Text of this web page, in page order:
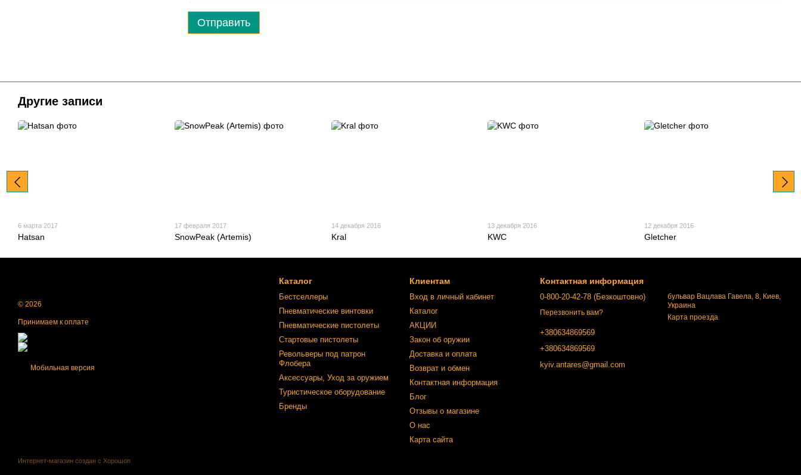
Отправить
Другие записи
6 марта 2017
Hatsan
17 февраля 2017
SnowPeak (Artemis)
14 декабря 2016
Kral
13 декабря 2016
KWC
12 декабря 2016
Gletcher
© 2026
Принимаем к оплате
Мобильная версия
Интернет-магазин создан с Хорошоп
Каталог
Бестселлеры
Пневматические винтовки
Пневматические пистолеты
Стартовые пистолеты
Револьверы под патрон
Флобера
Аксессуары, Уход за оружием
Туристическое оборудование
Бренды
Клиентам
Вход в личный кабинет
Каталог
АКЦИИ
Закон об оружии
Доставка и оплата
Возврат и обмен
Контактная информация
Блог
Отзывы о магазине
О нас
Карта сайта
Контактная информация
0-800-20-42-78 (Безкоштовно)
Перезвонить вам?
+380634869569
+380634869569
kyiv.antares@gmail.com
бульвар Вацлава Гавела, 8, Киев,
Украина
Карта проезда